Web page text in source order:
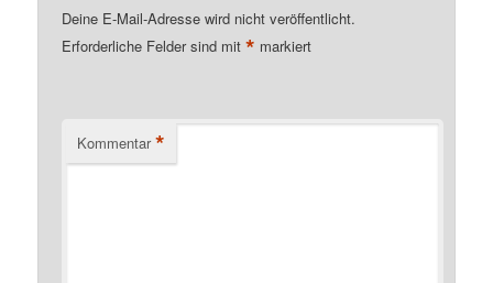
Deine E-Mail-Adresse wird nicht veröffentlicht.
Erforderliche Felder sind mit* markiert
Kommentar *